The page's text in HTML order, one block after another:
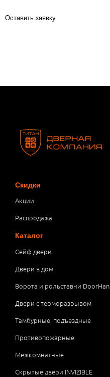
Оставить заявку
Скидки
Акции
Распродажа
Каталог
Сейф двери
Двери в дом
Ворота и рольставни DoorHan
Двери с терморазрывом
Тамбурные, подъездные
Противопожарные
Межкомнатные
Скрытые двери INVIZIBLE